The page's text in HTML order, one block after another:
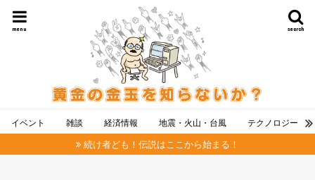
search
menu
イベント 雑談 経済情報 地震・火山・台風 テクノロジー
続け者ども！伝説はここから始まる！